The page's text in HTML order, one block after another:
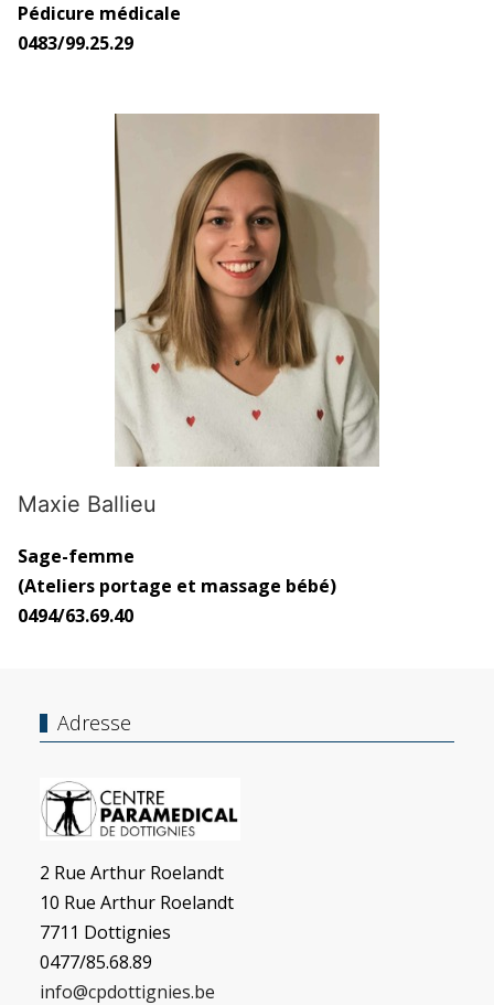
Pédicure médicale
0483/99.25.29
Maxie Ballieu
Sage-femme
(Ateliers portage et massage bébé)
0494/63.69.40
Adresse
2 Rue Arthur Roelandt
10 Rue Arthur Roelandt
7711 Dottignies
0477/85.68.89
info@cpdottignies.be